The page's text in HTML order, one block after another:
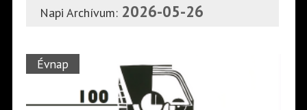
Napi Archívum: 2026-05-26
Évnap